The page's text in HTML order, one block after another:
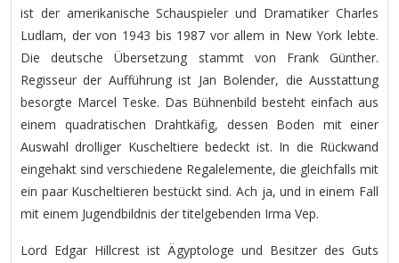
ist der amerikanische Schauspieler und Dramatiker Charles
Ludlam, der von 1943 bis 1987 vor allem in New York lebte.
Die deutsche Übersetzung stammt von Frank Günther.
Regisseur der Aufführung ist Jan Bolender, die Ausstattung
besorgte Marcel Teske. Das Bühnenbild besteht einfach aus
einem quadratischen Drahtkäfig, dessen Boden mit einer
Auswahl drolliger Kuscheltiere bedeckt ist. In die Rückwand
eingehakt sind verschiedene Regalelemente, die gleichfalls mit
ein paar Kuscheltieren bestückt sind. Ach ja, und in einem Fall
mit einem Jugendbildnis der titelgebenden Irma Vep.
Lord Edgar Hillcrest ist Ägyptologe und Besitzer des Guts